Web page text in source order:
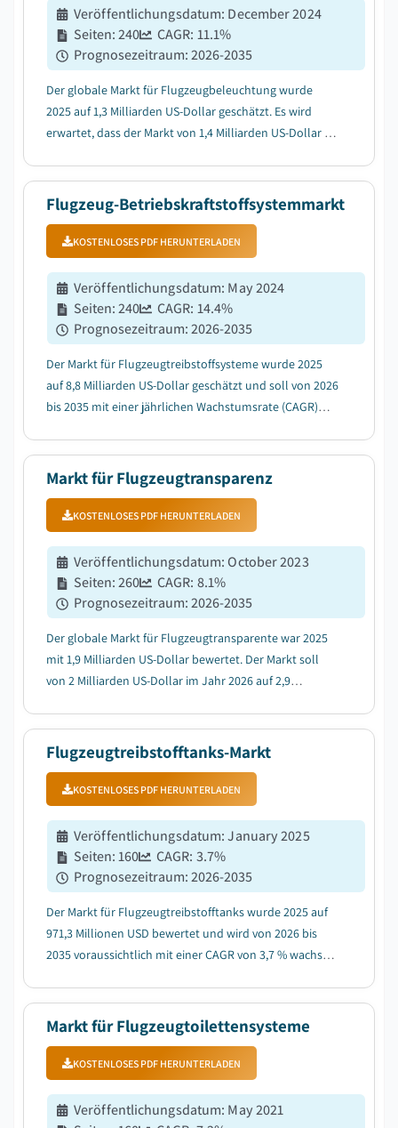
Veröffentlichungsdatum: December 2024
Seiten:240 CAGR: 11.1%
Prognosezeitraum:2026-2035
Der globale Markt für Flugzeugbeleuchtung wurde
2025 auf 1,3 Milliarden US-Dollar geschätzt. Es wird
erwartet, dass der Markt von 1,4 Milliarden US-Dollar im
jährlichen Wachstumsrate (CAGR...
Flugzeug-Betriebskraftstoffsystemmarkt
KOSTENLOSES PDF HERUNTERLADEN
Veröffentlichungsdatum: May 2024
Seiten:240 CAGR: 14.4%
Prognosezeitraum:2026-2035
Der Markt für Flugzeugtreibstoffsysteme wurde 2025
auf 8,8 Milliarden US-Dollar geschätzt und soll von 2026
bis 2035 mit einer jährlichen Wachstumsrate (CAGR)
Lieferungen....
Markt für Flugzeugtransparenz
KOSTENLOSES PDF HERUNTERLADEN
Veröffentlichungsdatum:October 2023
Seiten:260 CAGR: 8.1%
Prognosezeitraum:2026-2035
Der globale Markt für Flugzeugtransparente war 2025
mit 1,9 Milliarden US-Dollar bewertet. Der Markt soll
von 2 Milliarden US-Dollar im Jahr 2026 auf 2,9
durchschnittlichen jährlichen Wachstumsrate (CAGR)
Flugzeugtreibstofftanks-Markt
KOSTENLOSES PDF HERUNTERLADEN
Veröffentlichungsdatum:January 2025
Seiten:160 CAGR: 3.7%
Prognosezeitraum:2026-2035
Der Markt für Flugzeugtreibstofftanks wurde 2025 auf
971,3 Millionen USD bewertet und wird von 2026 bis
2035 voraussichtlich mit einer CAGR von 3,7 % wachsen,
Verbundstoffen....
Markt für Flugzeugtoilettensysteme
KOSTENLOSES PDF HERUNTERLADEN
Veröffentlichungsdatum: May 2021